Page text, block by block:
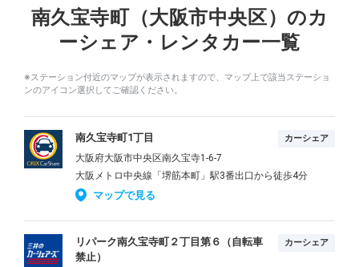
南久宝寺町（大阪市中央区）のカ
ーシェア・レンタカー一覧
※ステーション付近のマップが表示されますので、マップ上で該当ステーショ
ンのアイコン選択してご確認ください。
南久宝寺町1丁目 カーシェア
大阪府大阪市中央区南久宝寺1-6-7
大阪メトロ中央線「堺筋本町」駅3番出口から徒歩4分
マップで見る
リパーク南久宝寺町２丁目第６（自転車
禁止）
カーシェア
特集
アプリの使い方